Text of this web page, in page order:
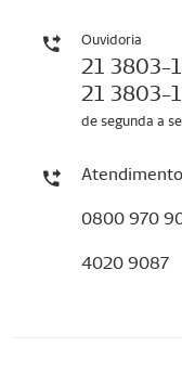
Ouvidoria
21 3803-
21 3803-
de segunda a
0800 970
4020 9087